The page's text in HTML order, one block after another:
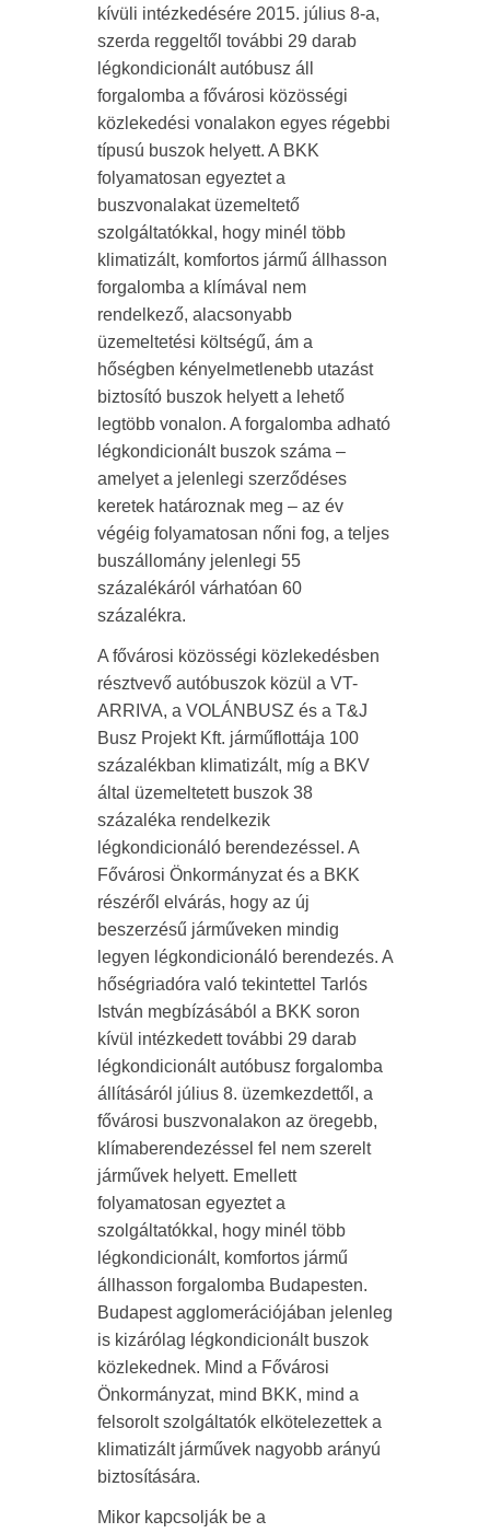
kívüli intézkedésére 2015. július 8-a,
szerda reggeltől további 29 darab
légkondicionált autóbusz áll
forgalomba a fővárosi közösségi
közlekedési vonalakon egyes régebbi
típusú buszok helyett. A BKK
folyamatosan egyeztet a
buszvonalakat üzemeltető
szolgáltatókkal, hogy minél több
klimatizált, komfortos jármű állhasson
forgalomba a klímával nem
rendelkező, alacsonyabb
üzemeltetési költségű, ám a
hőségben kényelmetlenebb utazást
biztosító buszok helyett a lehető
legtöbb vonalon. A forgalomba adható
légkondicionált buszok száma –
amelyet a jelenlegi szerződéses
keretek határoznak meg – az év
végéig folyamatosan nőni fog, a teljes
buszállomány jelenlegi 55
százalékáról várhatóan 60
százalékra.
A fővárosi közösségi közlekedésben
résztvevő autóbuszok közül a VT-
ARRIVA, a VOLÁNBUSZ és a T&J
Busz Projekt Kft. járműflottája 100
százalékban klimatizált, míg a BKV
által üzemeltetett buszok 38
százaléka rendelkezik
légkondicionáló berendezéssel. A
Fővárosi Önkormányzat és a BKK
részéről elvárás, hogy az új
beszerzésű járműveken mindig
legyen légkondicionáló berendezés. A
hőségriadóra való tekintettel Tarlós
István megbízásából a BKK soron
kívül intézkedett további 29 darab
légkondicionált autóbusz forgalomba
állításáról július 8. üzemkezdettől, a
fővárosi buszvonalakon az öregebb,
klímaberendezéssel fel nem szerelt
járművek helyett. Emellett
folyamatosan egyeztet a
szolgáltatókkal, hogy minél több
légkondicionált, komfortos jármű
állhasson forgalomba Budapesten.
Budapest agglomerációjában jelenleg
is kizárólag légkondicionált buszok
közlekednek. Mind a Fővárosi
Önkormányzat, mind BKK, mind a
felsorolt szolgáltatók elkötelezettek a
klimatizált járművek nagyobb arányú
biztosítására.
Mikor kapcsolják be a